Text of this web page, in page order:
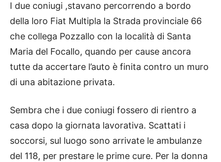
I due coniugi ,stavano percorrendo a bordo
della loro Fiat Multipla la Strada provinciale 66
che collega Pozzallo con la località di Santa
Maria del Focallo, quando per cause ancora
tutte da accertare l’auto è finita contro un muro
di una abitazione privata.
Sembra che i due coniugi fossero di rientro a
casa dopo la giornata lavorativa. Scattati i
soccorsi, sul luogo sono arrivate le ambulanze
del 118, per prestare le prime cure. Per la donna